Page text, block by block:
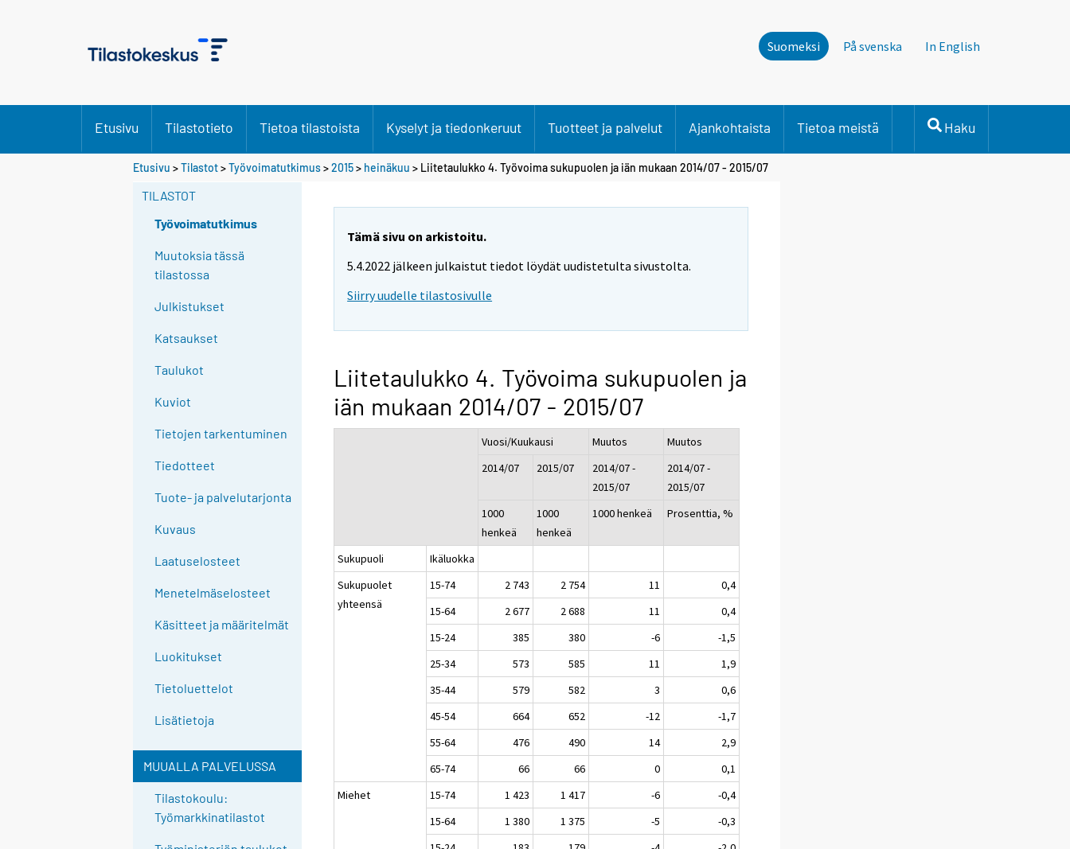
Suomeksi På svenska In English
Etusivu Tilastotieto Tietoa tilastoista Kyselyt ja tiedonkeruut Tuotteet ja palvelut Ajankohtaista Tietoa meistä Haku
Etusivu >Tilastot>Työvoimatutkimus>2015> heinäkuu > Liitetaulukko 4. Työvoima sukupuolen ja iän mukaan 2014/07 - 2015/07
TILASTOT
Työvoimatutkimus
Muutoksia tässä
tilastossa
Julkistukset
Katsaukset
Taulukot
Kuviot
Tietojen tarkentuminen
Tiedotteet
Tuote- ja palvelutarjonta
Kuvaus
Laatuselosteet
Menetelmäselosteet
Käsitteet ja määritelmät
Luokitukset
Tietoluettelot
Lisätietoja
MUUALLA PALVELUSSA
Tilastokoulu:
Työmarkkinatilastot
Tämä sivu on arkistoitu.
5.4.2022 jälkeen julkaistut tiedot löydät uudistetulta sivustolta.
Siirry uudelle tilastosivulle
Liitetaulukko 4. Työvoima sukupuolen ja
iän mukaan 2014/07 - 2015/07
Vuosi/Kuukausi Muutos
Muutos
2014/07
2015/07
2014/07 -
2015/07
2014/07 -
2015/07
1000
henkeä
1000
henkeä
1000 henkeä Prosenttia, %
Sukupuoli
Ikäluokka
Sukupuolet
yhteensä
15-74 2 743 2 754 11
0,4
15-64
2 677 2 688 11
0,4
15-24
385 380 -6
-1,5
25-34
573 585 11
1,9
35-44
579 582 3
0,6
45-54
664 652 -12
-1,7
55-64
476 490 14
2,9
65-74
66 66 0
0,1
Miehet
15-74 1 423 1 417 -6
-0,4
15-64
1 380 1 375 -5
-0,3